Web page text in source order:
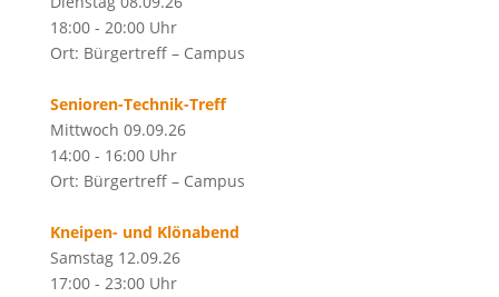
18:00 - 20:00 Uhr
Ort: Bürgertreff – Campus
Senioren-Technik-Treff
Mittwoch 09.09.26
14:00 - 16:00 Uhr
Ort: Bürgertreff – Campus
Kneipen- und Klönabend
Samstag 12.09.26
17:00 - 23:00 Uhr